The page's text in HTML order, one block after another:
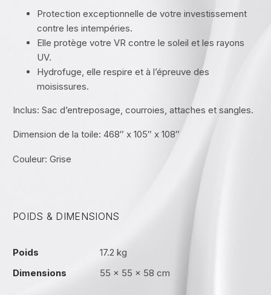
Protection exceptionnelle de votre investissement
contre les intempéries.
Elle protège votre VR contre le soleil et les rayons
UV.
Hydrofuge, elle respire et à l’épreuve des
moisissures.
Inclus: Sac d’entreposage, courroies, attaches et sangles.
Dimension de la toile: 468″ x 105″ x 108″
Couleur: Grise
POIDS & DIMENSIONS
Poids
17.2 kg
Dimensions
55 × 55 × 58 cm